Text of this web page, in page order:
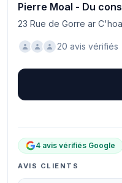
Pierre Moal - Du
23 Rue de Gorre ar
20 avis vérifiés
4 avis vérifiés Google
AVIS CLIENTS